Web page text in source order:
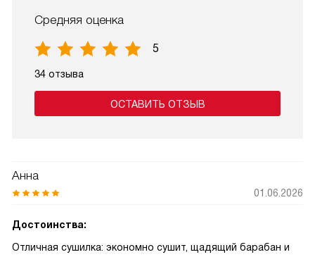
Средняя оценка
5
34 отзыва
ОСТАВИТЬ ОТЗЫВ
Анна
01.06.2026
Достоинства:
Отличная сушилка: экономно сушит, щадящий барабан и